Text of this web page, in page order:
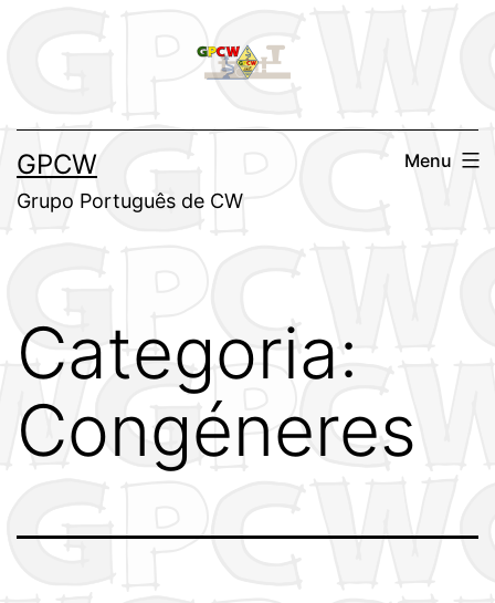
conteúdo
GPCW
Grupo Português de CW
Menu
Categoria:
Congéneres